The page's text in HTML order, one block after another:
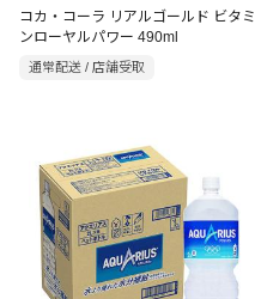
コカ・コーラ リアルゴールド ビタミ
ンローヤルパワー 490ml
通常配送 / 店舗受取